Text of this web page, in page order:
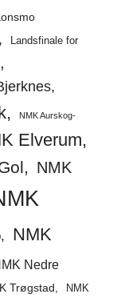
Landsfinale for
NMK Aurskog-
Elverum
NMK
NMK
Nedre
Trøgstad
NMK